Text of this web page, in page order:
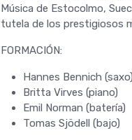
Música de Estocolmo,
tutela de los prestigiosos
FORMACIÓN:
Hannes Bennich (saxo)
Britta Virves (piano)
Emil Norman (batería)
Tomas Sjödell (bajo)